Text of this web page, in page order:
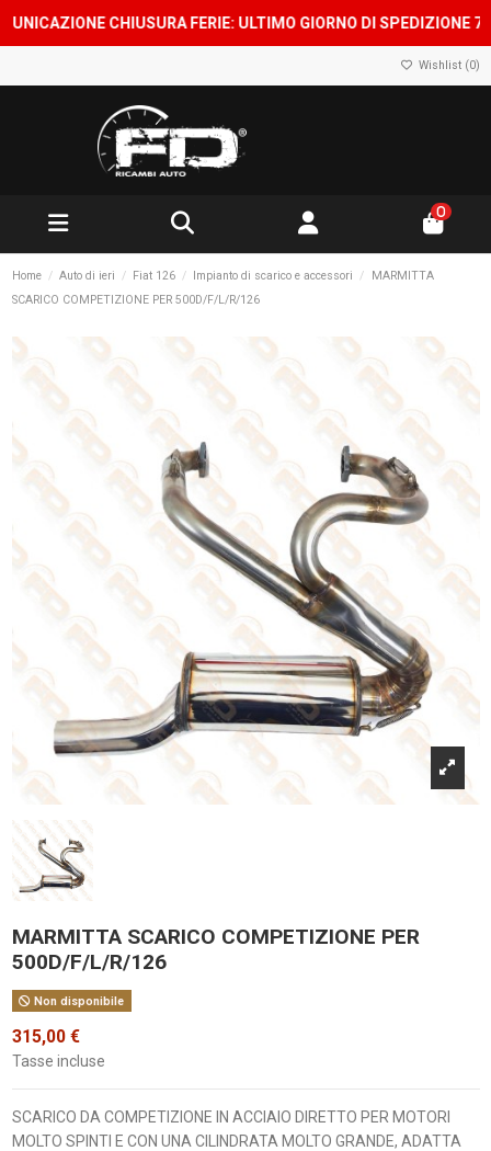
CHIUSURA FERIE: ULTIMO GIORNO DI SPEDIZIONE 7
Wishlist (0)
0
Home Auto di ieri Fiat 126 Impianto di scarico e accessori
MARMITTA
SCARICO COMPETIZIONE PER 500D/F/L/R/126
MARMITTA SCARICO COMPETIZIONE PER
500D/F/L/R/126
Non disponibile
315,00 €
Tasse incluse
SCARICO DA COMPETIZIONE IN ACCIAIO DIRETTO PER MOTORI
MOLTO SPINTI E CON UNA CILINDRATA MOLTO GRANDE, ADATTA